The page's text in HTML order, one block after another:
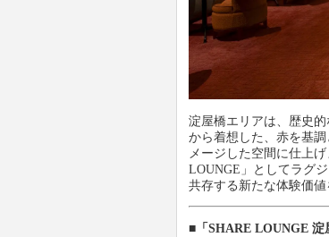
淀屋橋エリアは、歴史
から着想した、赤を基
メージした空間に仕上
LOUNGE」としてラグ
共存する新たな体験価値
■「SHARE LOUNGE